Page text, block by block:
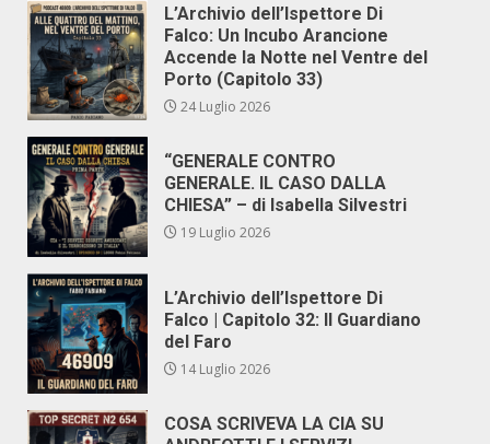
L’Archivio dell’Ispettore Di
Falco: Un Incubo Arancione
Accende la Notte nel Ventre del
Porto (Capitolo 33)
24 Luglio 2026
“GENERALE CONTRO
GENERALE. IL CASO DALLA
CHIESA” – di Isabella Silvestri
19 Luglio 2026
L’Archivio dell’Ispettore Di
Falco | Capitolo 32: Il Guardiano
del Faro
14 Luglio 2026
COSA SCRIVEVA LA CIA SU